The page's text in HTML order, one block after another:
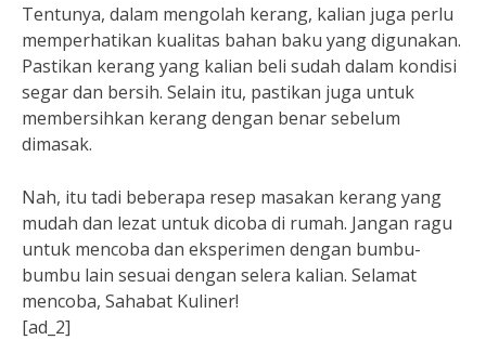
Tentunya, dalam mengolah kerang, kalian juga perlu
memperhatikan kualitas bahan baku yang digunakan.
Pastikan kerang yang kalian beli sudah dalam kondisi
segar dan bersih. Selain itu, pastikan juga untuk
membersihkan kerang dengan benar sebelum
dimasak.
Nah, itu tadi beberapa resep masakan kerang yang
mudah dan lezat untuk dicoba di rumah. Jangan ragu
untuk mencoba dan eksperimen dengan bumbu-
bumbu lain sesuai dengan selera kalian. Selamat
mencoba, Sahabat Kuliner!
[ad_2]